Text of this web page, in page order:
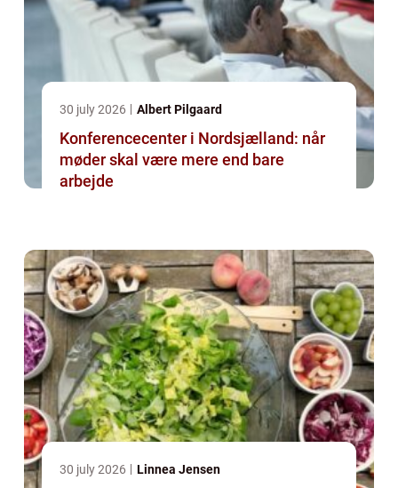
30 july 2026 Albert Pilgaard
Konferencecenter i Nordsjælland: når
møder skal være mere end bare
arbejde
30 july 2026 Linnea Jensen